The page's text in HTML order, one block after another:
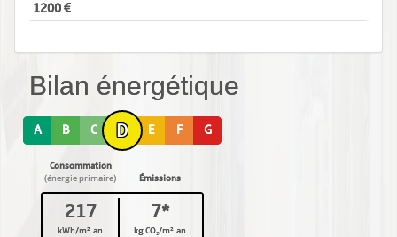
1200
Bilan énergétique
A B C
217
kWh/m².an
Consommation
(énergie primaire)
7*
kg CO₂/m².an
Émissions
D E F G